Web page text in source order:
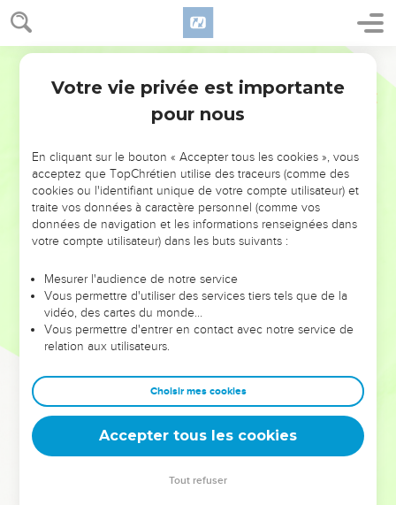
NE MANQUEZ PAS L’ÉVÉNEMENT
DE L’ANNÉE !
ET SI LEURS ERREURS POUVAIENT VOUS ÉVITER LES
VOTRES ?
leur foi ou leur vision. Mais on voit moins les doutes, les erreurs
et les saisons difficiles qu'ils ont traversés, alors même que ce
sont elles qui les ont façonnés.
Dans cette conférence, leaders, entrepreneurs, et responsables
clés pour avancer avec plus de sagesse afin que leurs erreurs
deviennent vos tremplins. Que vous guidiez un ministère, une
équipe, un groupe ou une famille, leur expérience est faite
Votre vie privée est importante
pour nous
En cliquant sur le bouton « Accepter tous les cookies », vous
acceptez que TopChrétien utilise des traceurs (comme des
cookies ou l'identifiant unique de votre compte utilisateur) et
traite vos données à caractère personnel (comme vos
données de navigation et les informations renseignées dans
votre compte utilisateur) dans les buts suivants :
Mesurer l'audience de notre service
Vous permettre d'utiliser des services tiers tels que de la
vidéo, des cartes du monde…
Vous permettre d'entrer en contact avec notre service de
relation aux utilisateurs.
Choisir mes cookies
Accepter tous les cookies
Tout refuser